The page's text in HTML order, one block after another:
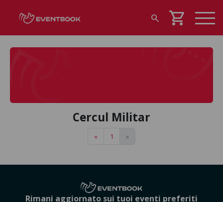
search shopping_cart
Cercul Militar
« 1 »
Rimani aggiornato sui tuoi eventi preferiti